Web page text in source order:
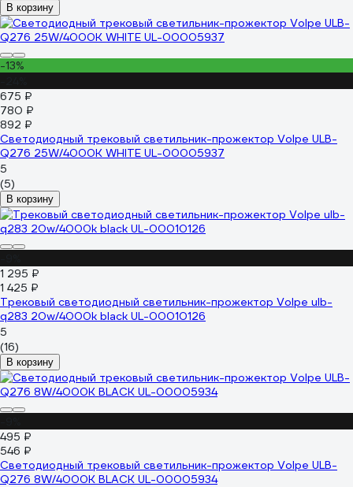
В корзину
-13%
675 ₽
780 ₽
892 ₽
Светодиодный трековый светильник-прожектор Volpe ULB-
Q276 25W/4000К WHITE UL-00005937
5
(5)
В корзину
1 295 ₽
1 425 ₽
Трековый светодиодный светильник-прожектор Volpe ulb-
q283 20w/4000k black UL-00010126
5
(16)
В корзину
495 ₽
546 ₽
Светодиодный трековый светильник-прожектор Volpe ULB-
Q276 8W/4000К BLACK UL-00005934